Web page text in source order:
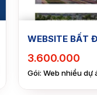
WEBSITE BẤT
3.600.000
Gói: Web nhiều dự